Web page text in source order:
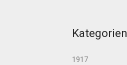
Kategorien
1917